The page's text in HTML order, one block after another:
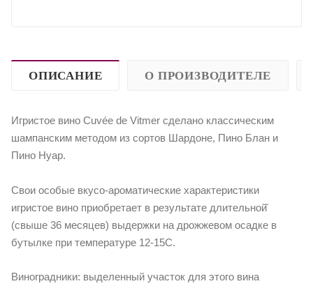
ОПИСАНИЕ О ПРОИЗВОДИТЕЛЕ
Игристое вино Cuvée de Vitmer сделано классическим
шампанским методом из сортов Шардоне, Пино Блан и
Пино Нуар.
Свои особые вкусо-ароматические характеристики
игристое вино приобретает в результате длительной̆
(свыше 36 месяцев) выдержки на дрожжевом осадке в
бутылке при температуре 12-15С.
Виноградники: выделенный участок для этого вина